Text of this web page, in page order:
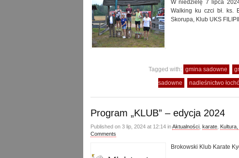
W niedzielę 7 lipca
Walking ku czci bł. ks.
Skorupa, Klub UKS
Tagged with: gmina sadowne
sadowne
nadleśnictwo
Program „KLUB” – edycja 2024
Published on 3 lip, 2024 at 12:14 inAktualności karate
Comments
Brokowski Klub Karate